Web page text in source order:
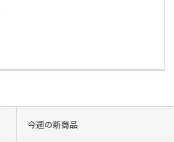
今週の新商品